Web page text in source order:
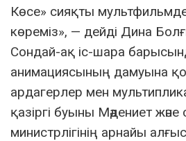
Көсе» сияқты
көреміз», — дейді Дина
Сондай-ақ іс-шара
анимациясының дамуына
ардагерлер мен
қазіргі буыны Мәдениет және
министрлігінің арнайы